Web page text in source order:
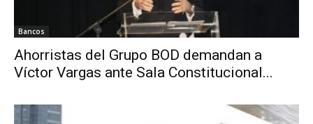
Bancos
Ahorristas del Grupo BOD demandan a
Víctor Vargas ante Sala Constitucional...